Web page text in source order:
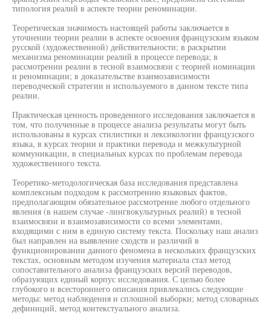
типология реалий в аспекте теории реноминации.
Теоретическая значимость настоящей работы заключается в
уточнении теории реалии в аспекте освоения французским языком
русской (художественной) действительности; в раскрытии
механизма реноминации реалий в процессе перевода; в
рассмотрении реалии в тесной взаимосвязи с теорией номинации
и реноминации; в доказательстве взаимозависимости
переводческой стратегии и используемого в данном тексте типа
реалии.
Практическая ценность проведенного исследования заключается в
том, что полученные в процессе анализа результаты могут быть
использованы в курсах стилистики и лексикологии французского
языка, в курсах теории и практики перевода и межкультурной
коммуникации, в специальных курсах по проблемам перевода
художественного текста.
Теоретико-методологическая база исследования представлена
комплексным подходом к рассмотрению языковых фактов,
предполагающим обязательное рассмотрение любого отдельного
явления (в нашем случае -лингвокультурных реалий) в тесной
взаимосвязи и взаимозависимости со всеми элементами,
входящими с ним в единую систему текста. Поскольку наш анализ
был направлен на выявление сходств и различий в
функционировании данного феномена в нескольких французских
текстах, основным методом изучения материала стал метод
сопоставительного анализа французских версий переводов,
образующих единый корпус исследования. С целью более
глубокого и всестороннего описания привлекались следующие
методы: метод наблюдения и сплошной выборки; метод словарных
дефиниций, метод контекстуального анализа.